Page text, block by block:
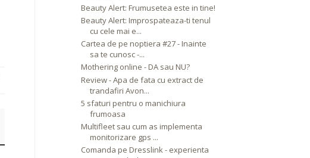
Beauty Alert: Frumusetea este in tine!
Beauty Alert: Improspateaza-ti tenul
cu cele mai e...
Cartea de pe noptiera #27 - Inainte
sa te cunosc -...
Mothering online - DA sau NU?
Review - Apa de fata cu extract de
trandafiri Avon...
5 sfaturi pentru o manichiura
frumoasa
Multifleet sau cum as implementa
monitorizare gps ...
Comanda pe Dresslink - experienta